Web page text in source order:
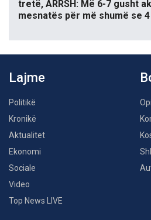
tretë, ARRSH: Më 6-7 gusht
mesnatës për më shumë se
Lajme
Politikë
Kronikë
Aktualitet
Ekonomi
Sociale
Video
Top News LIVE